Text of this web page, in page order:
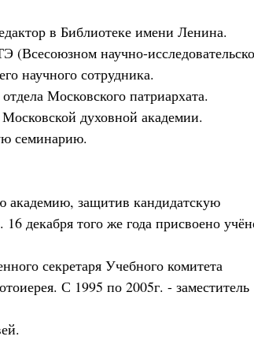
в Библиотеке имени Ленина.
(Всесоюзном научно-
научного сотрудника.
Московского патриархата.
Московской духовной академии.
семинарию.
академию, защитив кандидатскую
декабря того же года присвоено
секретаря Учебного комитета
С 1995 по 2005г. - заместитель